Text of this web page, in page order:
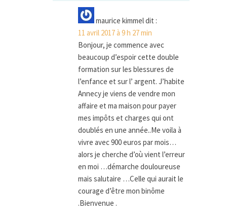
maurice kimmeldit :
11 avril 2017 à 9 h 27 min
Bonjour, je commence avec
beaucoup d’espoir cette double
formation sur les blessures de
l’enfance et sur l’ argent. J’habite
Annecy je viens de vendre mon
affaire et ma maison pour payer
mes impôts et charges qui ont
doublés en une année..Me voila à
vivre avec 900 euros par mois…
alors je cherche d’où vient l’erreur
en moi …démarche douloureuse
mais salutaire …Celle qui aurait le
courage d’être mon binôme
.Bienvenue .